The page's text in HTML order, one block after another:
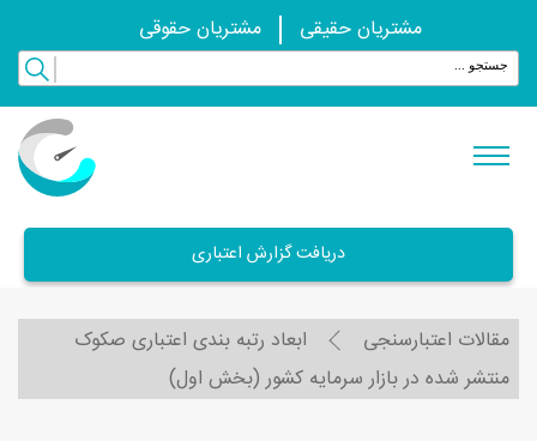
مشتریان حقیقی مشتریان حقوقی
دریافت گزارش اعتباری
مقالات اعتبارسنجی
ابعاد رتبه بندی اعتباری صکوک
منتشر شده در بازار سرمايه کشور (بخش اول)